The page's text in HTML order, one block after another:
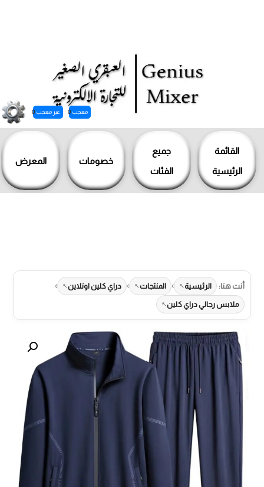
القائمة
الرئيسية
جميع
الفئات
خصومات المعرض
معجب 0 غير معجب 0
تخطي
أنت هنا: الرئيسية › المنتجات › دراي كلين اونلاين ›
ملابس رجالي دراي كلين